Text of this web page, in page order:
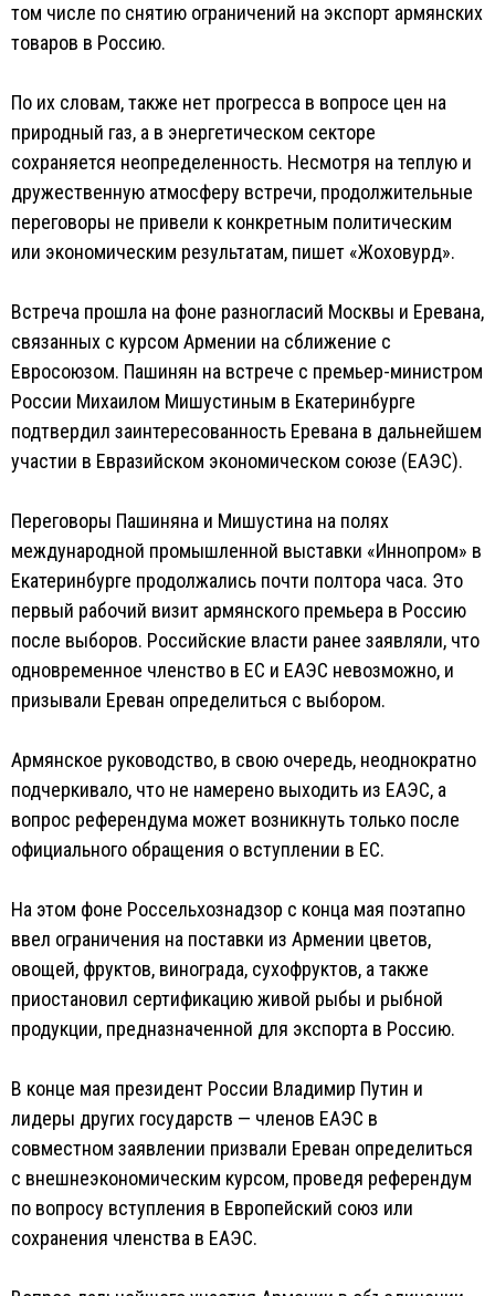
том числе по снятию ограничений на экспорт армянских
товаров в Россию.
По их словам, также нет прогресса в вопросе цен на
природный газ, а в энергетическом секторе
сохраняется неопределенность. Несмотря на теплую и
дружественную атмосферу встречи, продолжительные
переговоры не привели к конкретным политическим
или экономическим результатам, пишет «Жоховурд».
Встреча прошла на фоне разногласий Москвы и Еревана,
связанных с курсом Армении на сближение с
Евросоюзом. Пашинян на встрече с премьер-министром
России Михаилом Мишустиным в Екатеринбурге
подтвердил заинтересованность Еревана в дальнейшем
участии в Евразийском экономическом союзе (ЕАЭС).
Переговоры Пашиняна и Мишустина на полях
международной промышленной выставки «Иннопром» в
Екатеринбурге продолжались почти полтора часа. Это
первый рабочий визит армянского премьера в Россию
после выборов. Российские власти ранее заявляли, что
одновременное членство в ЕС и ЕАЭС невозможно, и
призывали Ереван определиться с выбором.
Армянское руководство, в свою очередь, неоднократно
подчеркивало, что не намерено выходить из ЕАЭС, а
вопрос референдума может возникнуть только после
официального обращения о вступлении в ЕС.
На этом фоне Россельхознадзор с конца мая поэтапно
ввел ограничения на поставки из Армении цветов,
овощей, фруктов, винограда, сухофруктов, а также
приостановил сертификацию живой рыбы и рыбной
продукции, предназначенной для экспорта в Россию.
В конце мая президент России Владимир Путин и
лидеры других государств — членов ЕАЭС в
совместном заявлении призвали Ереван определиться
с внешнеэкономическим курсом, проведя референдум
по вопросу вступления в Европейский союз или
сохранения членства в ЕАЭС.